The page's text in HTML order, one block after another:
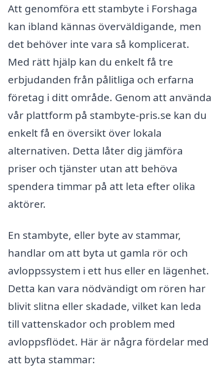
Att genomföra ett stambyte i Forshaga
kan ibland kännas överväldigande, men
det behöver inte vara så komplicerat.
Med rätt hjälp kan du enkelt få tre
erbjudanden från pålitliga och erfarna
företag i ditt område. Genom att använda
vår plattform på stambyte-pris.se kan du
enkelt få en översikt över lokala
alternativen. Detta låter dig jämföra
priser och tjänster utan att behöva
spendera timmar på att leta efter olika
aktörer.
En stambyte, eller byte av stammar,
handlar om att byta ut gamla rör och
avloppssystem i ett hus eller en lägenhet.
Detta kan vara nödvändigt om rören har
blivit slitna eller skadade, vilket kan leda
till vattenskador och problem med
avloppsflödet. Här är några fördelar med
att byta stammar: